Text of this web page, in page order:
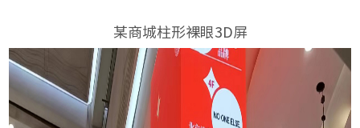
某商城柱形裸眼3D屏